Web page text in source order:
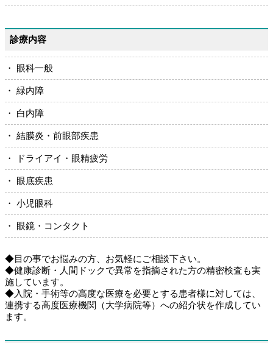
診療内容
・ 眼科一般
・ 緑内障
・ 白内障
・ 結膜炎・前眼部疾患
・ ドライアイ・眼精疲労
・ 眼底疾患
・ 小児眼科
・ 眼鏡・コンタクト
◆目の事でお悩みの方、お気軽にご相談下さい。
◆健康診断・人間ドックで異常を指摘された方の精密検査も実
施しています。
◆入院・手術等の高度な医療を必要とする患者様に対しては、
連携する高度医療機関（大学病院等）への紹介状を作成してい
ます。